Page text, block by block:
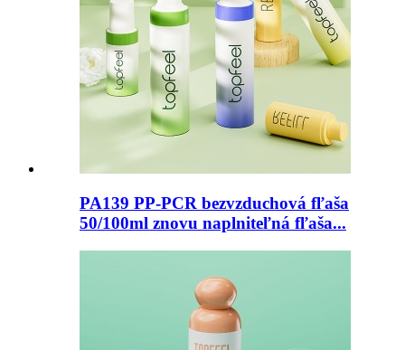
PA139 PP-PCR bezvzduchová fľaša
50/100ml znovu naplniteľná fľaša...